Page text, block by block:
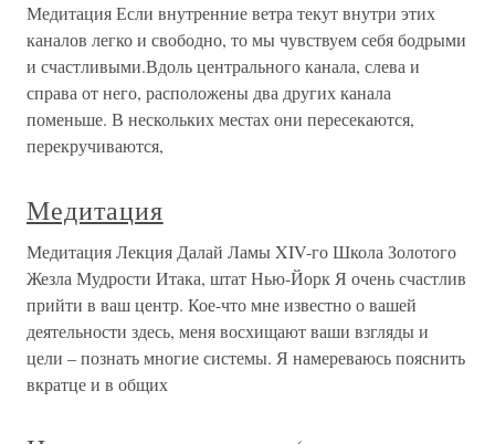
Медитация Если внутренние ветра текут внутри этих
каналов легко и свободно, то мы чувствуем себя бодрыми
и счастливыми.Вдоль центрального канала, слева и
справа от него, расположены два других канала
поменьше. В нескольких местах они пересекаются,
перекручиваются,
Медитация
Медитация Лекция Далай Ламы XIV-го Школа Золотого
Жезла Мудрости Итака, штат Нью-Йорк Я очень счастлив
прийти в ваш центр. Кое-что мне известно о вашей
деятельности здесь, меня восхищают ваши взгляды и
цели – познать многие системы. Я намереваюсь пояснить
вкратце и в общих